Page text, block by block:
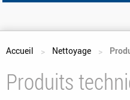
Vous êtes ici
Accueil Nettoyage
Produits